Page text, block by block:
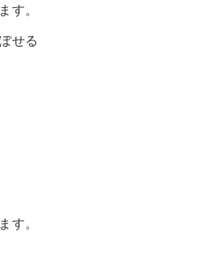
す。
せる
す。